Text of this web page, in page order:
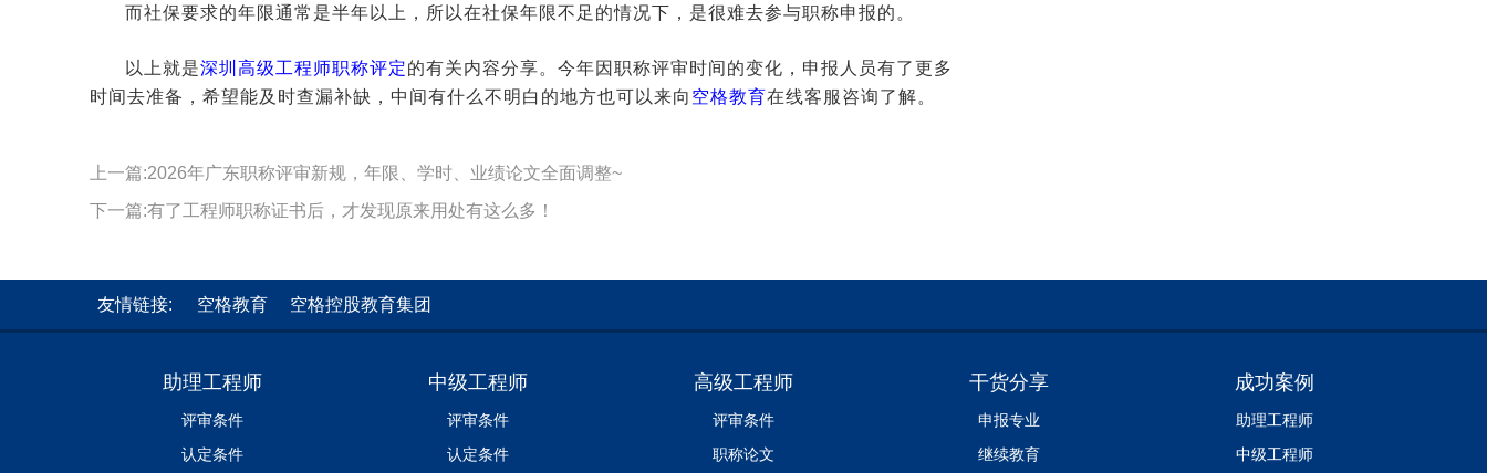
而社保要求的年限通常是半年以上，所以在社保年限不足的情况下，是很难去参与职称申报的。
以上就是深圳高级工程师职称评定的有关内容分享。今年因职称评审时间的变化，申报人员有了更多
时间去准备，希望能及时查漏补缺，中间有什么不明白的地方也可以来向 空格教育在线客服咨询了解。
上一篇:2026年广东职称评审新规，年限、学时、业绩论文全面调整~
下一篇:有了工程师职称证书后，才发现原来用处有这么多！
友情链接: 空格教育 空格控股教育集团
助理工程师
评审条件
认定条件
中级工程师
评审条件
认定条件
高级工程师
评审条件
职称论文
干货分享
申报专业
继续教育
成功案例
助理工程师
中级工程师